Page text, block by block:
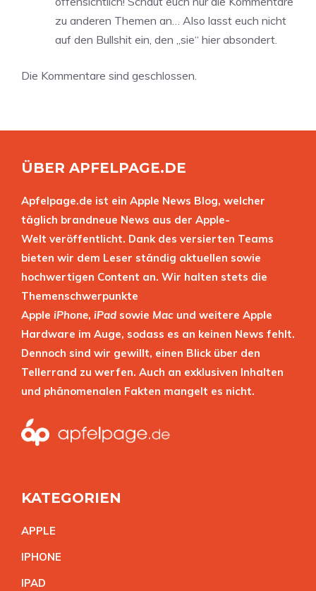
zu anderen Themen an… Also lasst euch nicht
auf den Bullshit ein, den „sie“ hier absondert.
Die Kommentare sind geschlossen.
ÜBER APFELPAGE.DE
Apfelpage.de ist ein Apple News Blog, welcher
täglich brandneue News aus der Apple-
Welt veröffentlicht. Dank des versierten Teams
bieten wir dem Leser ständig aktuellen sowie
hochwertigen Content an. Wir halten stets die
Themenschwerpunkte
Apple iPhone, iPad sowie Mac und weitere Apple
Hardware im Auge, sodass es an keinen News fehlt.
Dennoch sind wir gewillt, einen Blick über den
Tellerrand zu werfen. Auch an exklusiven Inhalten
und phänomenalen Fakten mangelt es nicht.
KATEGORIEN
APPLE
IPHONE
IPAD